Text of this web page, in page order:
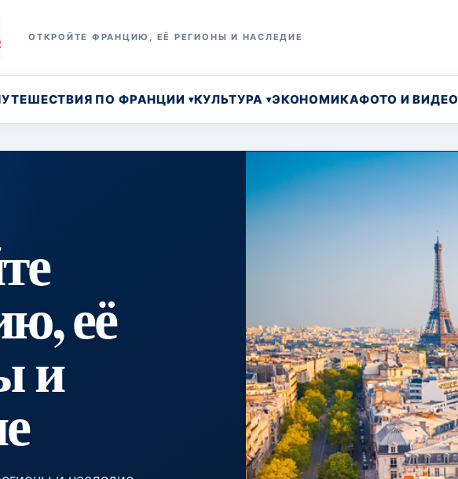
ОТКРОЙТЕ ФРАНЦИЮ, ЕЁ РЕГИОНЫ И НАСЛЕДИЕ
ПО ФРАНЦИИ КУЛЬТУРА ЭКОНОМИКАФОТО И ВИДЕО
её
и